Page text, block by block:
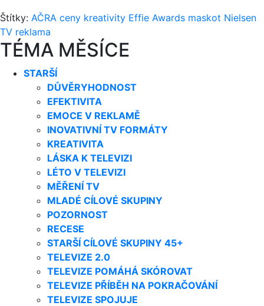
Štítky: AČRA ceny kreativity Effie Awards maskot Nielsen
TV reklama
TÉMA MĚSÍCE
STARŠÍ
DŮVĚRYHODNOST
EFEKTIVITA
EMOCE V REKLAMĚ
INOVATIVNÍ TV FORMÁTY
KREATIVITA
LÁSKA K TELEVIZI
LÉTO V TELEVIZI
MĚŘENÍ TV
MLADÉ CÍLOVÉ SKUPINY
POZORNOST
RECESE
STARŠÍ CÍLOVÉ SKUPINY 45+
TELEVIZE 2.0
TELEVIZE POMÁHÁ SKÓROVAT
TELEVIZE PŘÍBĚH NA POKRAČOVÁNÍ
TELEVIZE SPOJUJE